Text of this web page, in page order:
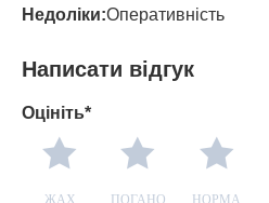
Недоліки:Оперативність
Написати відгук
Оцініть*
ЖАХ ПОГАНО НОРМА